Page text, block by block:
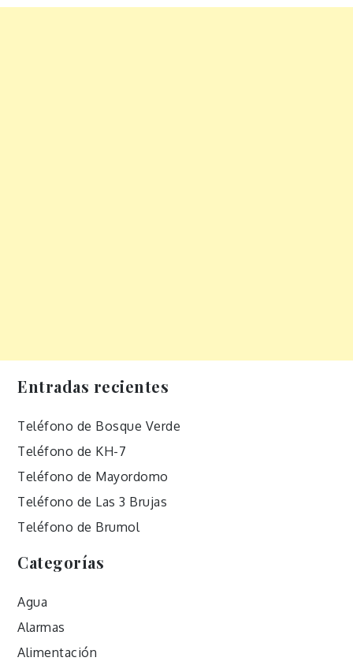
Entradas recientes
Teléfono de Bosque Verde
Teléfono de KH-7
Teléfono de Mayordomo
Teléfono de Las 3 Brujas
Teléfono de Brumol
Categorías
Agua
Alarmas
Alimentación